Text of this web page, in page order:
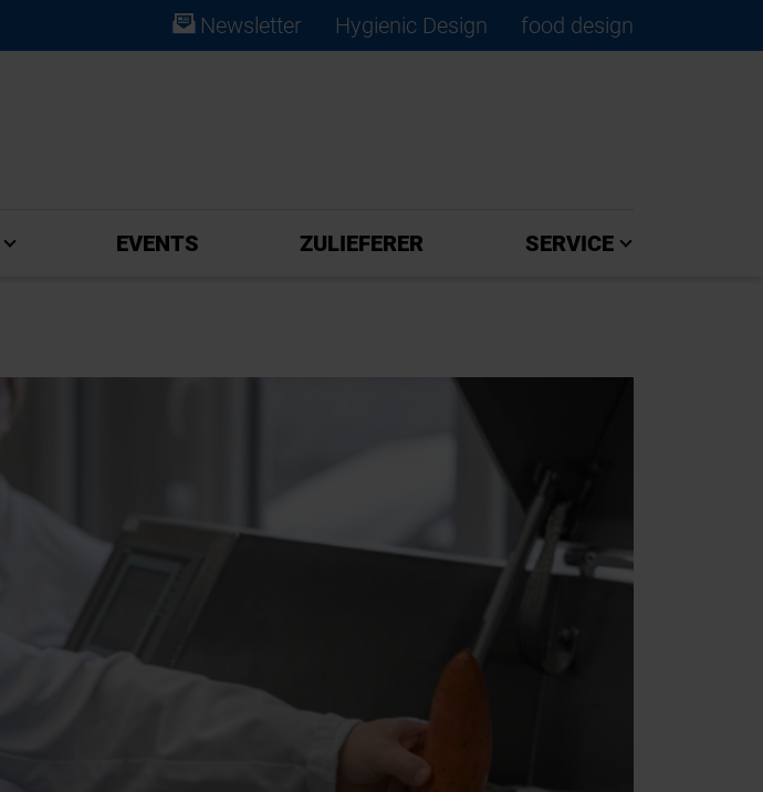
Newsletter Hygienic Design
food design
EVENTS ZULIEFERER SERVICE
×